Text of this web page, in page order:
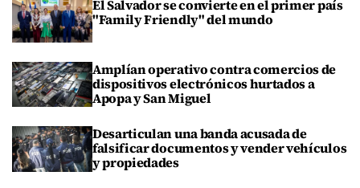
El Salvador se convierte en el primer país
"Family Friendly" del mundo
Amplían operativo contra comercios de
dispositivos electrónicos hurtados a
Apopa y San Miguel
Desarticulan una banda acusada de
falsificar documentos y vender vehículos
y propiedades